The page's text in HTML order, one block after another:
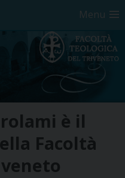
Menu
è il
Facoltà